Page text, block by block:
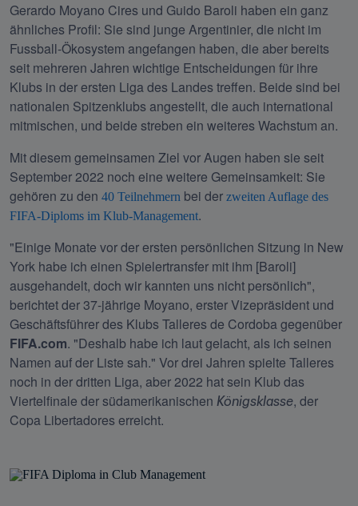
Gerardo Moyano Cires und Guido Baroli haben ein ganz
ähnliches Profil: Sie sind junge Argentinier, die nicht im
Fussball-Ökosystem angefangen haben, die aber bereits
seit mehreren Jahren wichtige Entscheidungen für ihre
Klubs in der ersten Liga des Landes treffen. Beide sind bei
nationalen Spitzenklubs angestellt, die auch international
mitmischen, und beide streben ein weiteres Wachstum an.
Mit diesem gemeinsamen Ziel vor Augen haben sie seit
September 2022 noch eine weitere Gemeinsamkeit: Sie
gehören zu den 40 Teilnehmern bei der zweiten Auflage des
FIFA-Diploms im Klub-Management.
"Einige Monate vor der ersten persönlichen Sitzung in New
York habe ich einen Spielertransfer mit ihm [Baroli]
ausgehandelt, doch wir kannten uns nicht persönlich",
berichtet der 37-jährige Moyano, erster Vizepräsident und
FIFA.com. "Deshalb habe ich laut gelacht, als ich seinen
Namen auf der Liste sah." Vor drei Jahren spielte Talleres
noch in der dritten Liga, aber 2022 hat sein Klub das
Viertelfinale der südamerikanischen Königsklasse, der
Copa Libertadores erreicht.